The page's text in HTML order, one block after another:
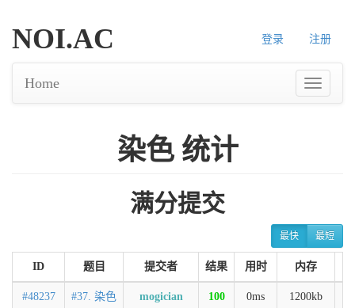
登录 注册
NOI.AC
Home
染色 统计
满分提交
最快 最短
ID 题目 提交者 结果 用时 内存
#48237 #37. 染色 mogician 100 0ms 1200kb